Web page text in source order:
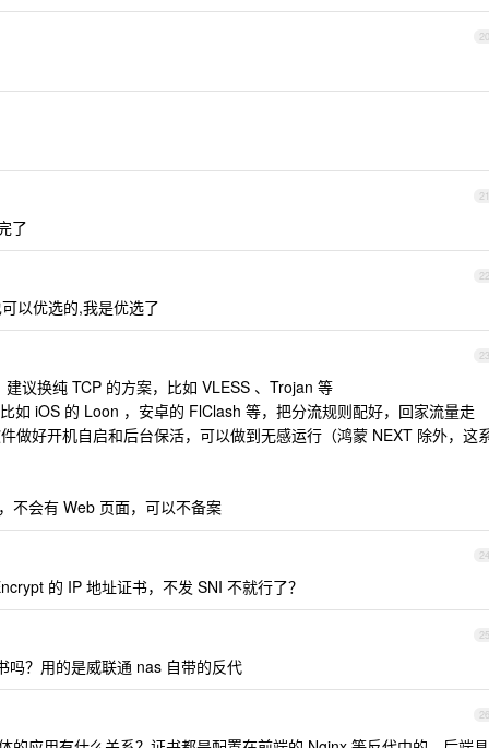
20
21
了
22
以优选的,我是优选了
23
议换纯 TCP 的方案，比如 VLESS 、Trojan 等
如 iOS 的 Loon ，安卓的 FlClash 等，把分流规则配好，回家流量走
做好开机自启和后台保活，可以做到无感运行（鸿蒙 NEXT 除外，这
不会有 Web 页面，可以不备案
24
的 IP 地址证书，不发 SNI 不就行了？
25
？用的是威联通 nas 自带的反代
26